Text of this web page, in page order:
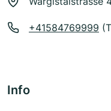
+41584769999
Info